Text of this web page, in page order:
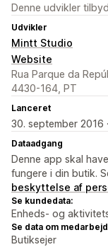
Denne udvikler
Udvikler
Mintt Studio
Website
Rua Parque da
4430-164, PT
Lanceret
30. september 2016 ·
Dataadgang
Denne app skal
fungere i din butik.
beskyttelse af
Se kundedata:
Enheds- og
Se data om
Butiksejer